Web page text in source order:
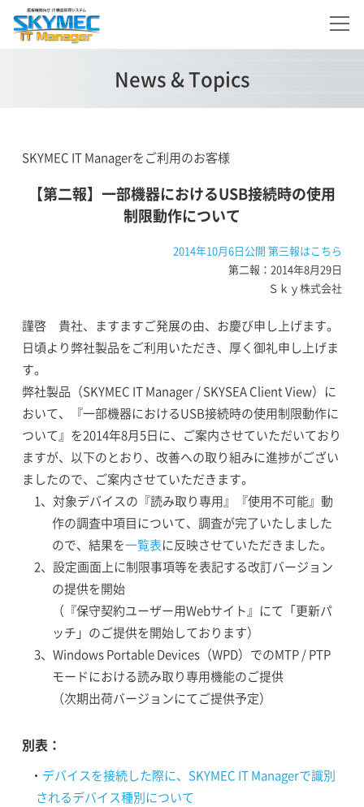
News & Topics
SKYMEC IT Managerをご利用のお客様
【第二報】一部機器におけるUSB接続時の使用
制限動作について
2014年10月6日公開 第三報はこちら
第二報：2014年8月29日
Ｓｋｙ株式会社
謹啓 貴社、ますますご発展の由、お慶び申し上げます。
日頃より弊社製品をご利用いただき、厚く御礼申し上げま
す。
弊社製品（SKYMEC IT Manager / SKYSEA Client View）に
おいて、『一部機器におけるUSB接続時の使用制限動作に
ついて』を2014年8月5日に、ご案内させていただいており
ますが、以下のとおり、改善への取り組みに進捗がござい
ましたので、ご案内させていただきます。
1、対象デバイスの『読み取り専用』『使用不可能』動
作の調査中項目について、調査が完了いたしました
ので、結果を一覧表に反映させていただきました。
2、設定画面上に制限事項等を表記する改訂バージョン
の提供を開始
（『保守契約ユーザー用Webサイト』にて「更新パ
ッチ」のご提供を開始しております）
3、Windows Portable Devices（WPD）でのMTP / PTP
モードにおける読み取り専用機能のご提供
（次期出荷バージョンにてご提供予定）
別表：
・ デバイスを接続した際に、SKYMEC IT Managerで識別
されるデバイス種別について